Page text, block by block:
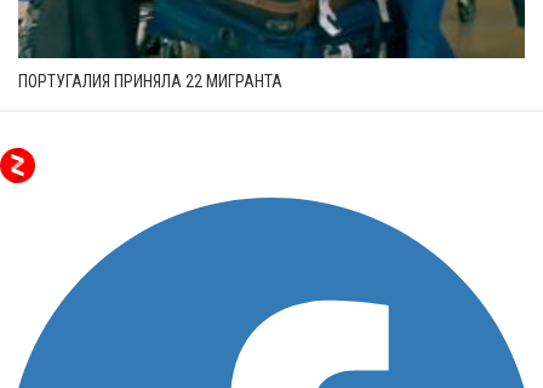
ПОРТУГАЛИЯ ПРИНЯЛА 22 МИГРАНТА